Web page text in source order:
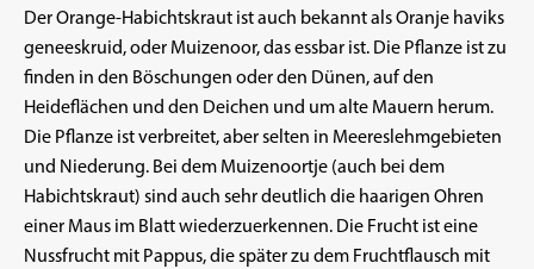
Der Orange-Habichtskraut ist auch bekannt als Oranje haviks
geneeskruid, oder Muizenoor, das essbar ist. Die Pflanze ist zu
finden in den Böschungen oder den Dünen, auf den
Heideflächen und den Deichen und um alte Mauern herum.
Die Pflanze ist verbreitet, aber selten in Meereslehmgebieten
und Niederung. Bei dem Muizenoortje (auch bei dem
Habichtskraut) sind auch sehr deutlich die haarigen Ohren
einer Maus im Blatt wiederzuerkennen. Die Frucht ist eine
Nussfrucht mit Pappus, die später zu dem Fruchtflausch mit